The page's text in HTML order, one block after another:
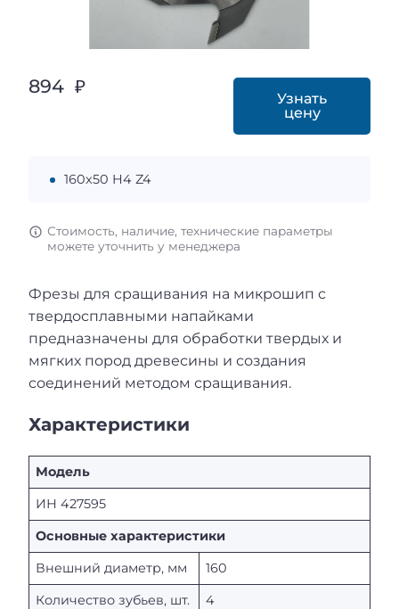
894 ₽
Узнать
цену
160x50 H4 Z4
Стоимость, наличие, технические параметры
можете уточнить у менеджера
Фрезы для сращивания на микрошип с
твердосплавными напайками
предназначены для обработки твердых и
мягких пород древесины и создания
соединений методом сращивания.
Характеристики
Модель
ИН 427595
Основные характеристики
Внешний диаметр, мм
160
Количество зубьев, шт.
4